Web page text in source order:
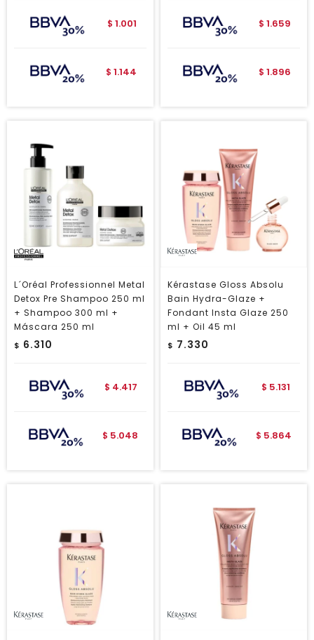
$ 1.001
$ 1.144
$ 1.659
$ 1.896
L´Oréal Professionnel Metal
Detox Pre Shampoo 250 ml
+ Shampoo 300 ml +
Máscara 250 ml
$ 6.310
$ 4.417
$ 5.048
Kérastase Gloss Absolu
Bain Hydra-Glaze +
Fondant Insta Glaze 250
ml + Oil 45 ml
$ 7.330
$ 5.131
$ 5.864